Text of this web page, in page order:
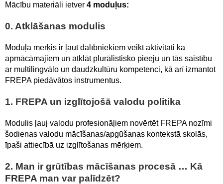
Mācību materiāli ietver 4 moduļus:
0. Atklāšanas modulis
Moduļa mērķis ir ļaut dalībniekiem veikt aktivitāti kā
apmācāmajiem un atklāt plurālistisko pieeju un tās saistību
ar multilingvālo un daudzkultūru kompetenci, kā arī izmantot
FREPA piedāvātos instrumentus.
1. FREPA un izglītojošā valodu politika
Modulis ļauj valodu profesionāļiem novērtēt FREPA nozīmi
šodienas valodu mācīšanas/apgūšanas kontekstā skolās,
īpaši attiecībā uz izglītošanas mērķiem.
2. Man ir grūtības mācīšanas procesā … Kā
FREPA man var palīdzēt?